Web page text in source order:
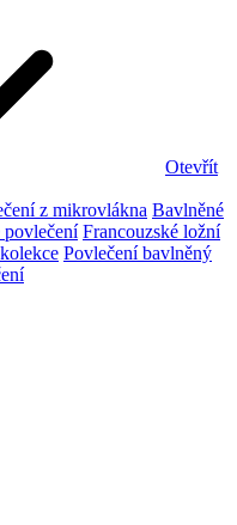
Otevřít
z mikrovlákna Bavlněné
povlečení Francouzské ložní
Povlečení bavlněný